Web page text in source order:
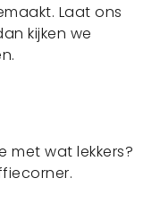
Laat ons
kijken we
met wat lekkers?